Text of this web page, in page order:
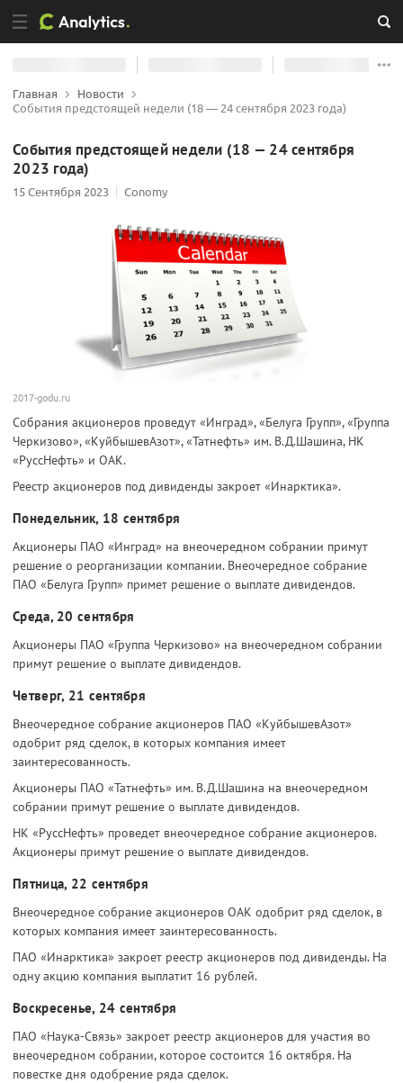
Главная
Новости
События предстоящей недели (18 — 24 сентября 2023 года)
События предстоящей недели (18 — 24 сентября
2023 года)
15 Сентября 2023 Conomy
2017-godu.ru
Собрания акционеров проведут «Инград», «Белуга Групп», «Группа
Черкизово», «КуйбышевАзот», «Татнефть» им. В.Д.Шашина, НК
«РуссНефть» и ОАК.
Реестр акционеров под дивиденды закроет «Инарктика».
Понедельник, 18 сентября
Акционеры ПАО «Инград» на внеочередном собрании примут
решение о реорганизации компании. Внеочередное собрание
ПАО «Белуга Групп» примет решение о выплате дивидендов.
Среда, 20 сентября
Акционеры ПАО «Группа Черкизово» на внеочередном собрании
примут решение о выплате дивидендов.
Четверг, 21 сентября
Внеочередное собрание акционеров ПАО «КуйбышевАзот»
одобрит ряд сделок, в которых компания имеет
заинтересованность.
Акционеры ПАО «Татнефть» им. В.Д.Шашина на внеочередном
собрании примут решение о выплате дивидендов.
НК «РуссНефть» проведет внеочередное собрание акционеров.
Акционеры примут решение о выплате дивидендов.
Пятница, 22 сентября
Внеочередное собрание акционеров ОАК одобрит ряд сделок, в
которых компания имеет заинтересованность.
ПАО «Инарктика» закроет реестр акционеров под дивиденды. На
одну акцию компания выплатит 16 рублей.
Воскресенье, 24 сентября
ПАО «Наука-Связь» закроет реестр акционеров для участия во
внеочередном собрании, которое состоится 16 октября. На
повестке дня одобрение ряда сделок.